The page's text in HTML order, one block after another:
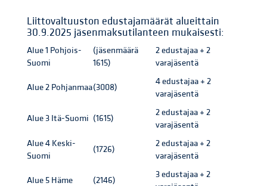
Liittovaltuuston edustajamäärät alueittain
30.9.2025 jäsenmaksutilanteen mukaisesti:
Alue 1 Pohjois-
Suomi
(jäsenmäärä
1615)
2 edustajaa + 2
varajäsentä
Alue 2 Pohjanmaa(3008)
4 edustajaa + 2
varajäsentä
Alue 3 Itä-Suomi (1615)
2 edustajaa + 2
varajäsentä
Alue 4 Keski-
Suomi
(1726)
2 edustajaa + 2
varajäsentä
Alue 5 Häme (2146)
3 edustajaa + 2